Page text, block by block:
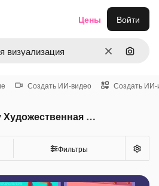
ОчиститьПоиск
Цены Войти
Создать ИИ-видео Создать ИИ-
Векторы По Запросу Художественная визуализация
Фильтры